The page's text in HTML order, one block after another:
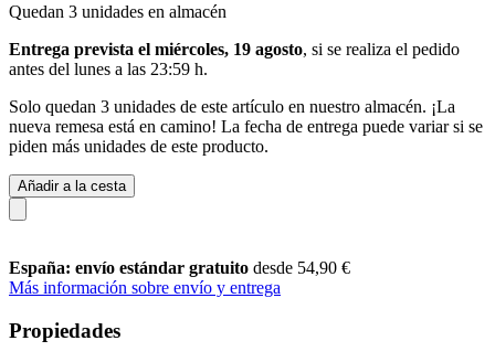
Quedan 3 unidades en almacén
Entrega prevista el miércoles, 19 agosto, si se realiza el pedido
antes del lunes a las 23:59 h.
Solo quedan 3 unidades de este artículo en nuestro almacén. ¡La
nueva remesa está en camino! La fecha de entrega puede variar si se
piden más unidades de este producto.
Añadir a la cesta
España: envío estándar gratuito desde 54,90 €
Más información sobre envío y entrega
Propiedades